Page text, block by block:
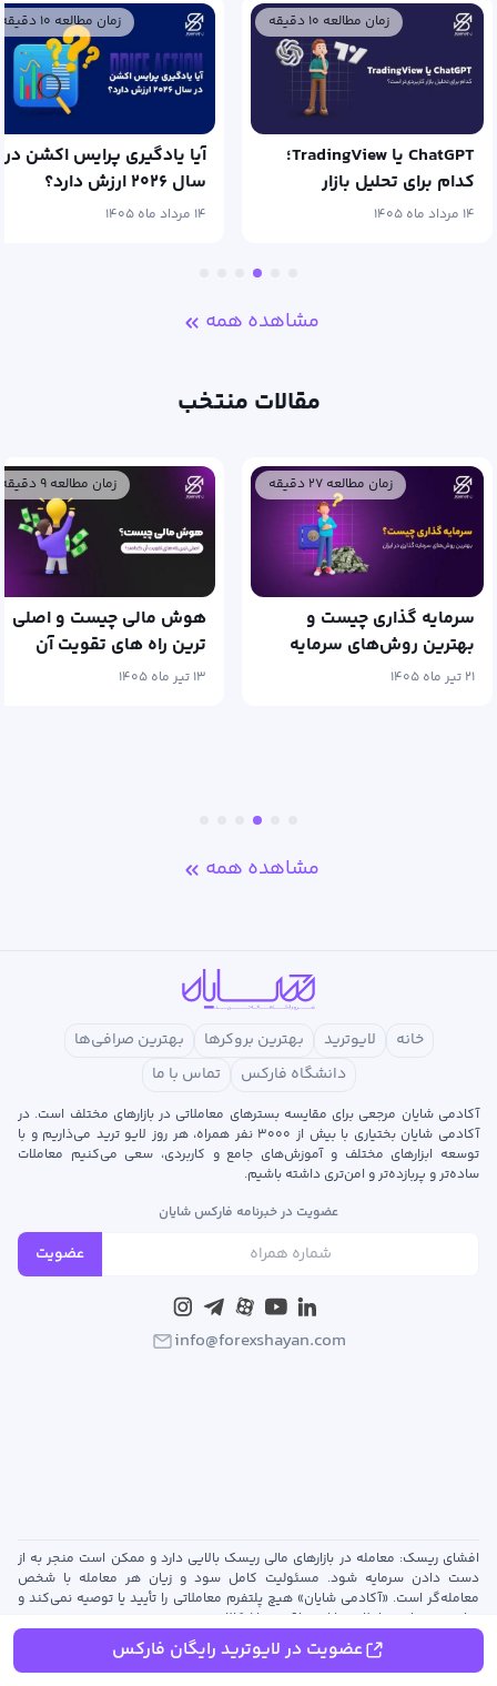
زمان مطالعه ۱۰ دقیقه
ChatGPT یا TradingView؛
کدام برای تحلیل بازار
کاربردی‌تر است؟
۱۴ مرداد ماه ۱۴۰۵
زمان مطالعه ۱۰ دقیقه
آیا یادگیری پرایس اکشن در
سال ۲۰۲۶ ارزش دارد؟
۱۴ مرداد ماه ۱۴۰۵
مشاهده همه
مقالات منتخب
زمان مطالعه ۲۷ دقیقه
سرمایه گذاری چیست و
بهترین روش‌های سرمایه
گذاری در ایران
۲۱ تیر ماه ۱۴۰۵
زمان مطالعه ۹ دقیقه
هوش مالی چیست و اصلی
ترین راه های تقویت آن
کدامند؟
۱۳ تیر ماه ۱۴۰۵
مشاهده همه
خانه لایوترید بهترین بروکرها
بهترین صرافی‌ها
دانشگاه فارکس
تماس با ما
آکادمی شایان مرجعی برای مقایسه بسترهای معاملاتی در بازارهای مختلف است. در
آکادمی شایان بختیاری با بیش از ۳۰۰۰ نفر همراه، هر روز لایو ترید می‌ذاریم و با
توسعه‌ ابزارهای مختلف و آموزش‌های جامع و کاربردی، سعی می‌کنیم معاملات
ساده‌تر و پربازده‌تر و امن‌تری داشته باشیم.
عضویت در خبرنامه فارکس شایان
عضویت
info@forexshayan.com
افشای ریسک: معامله در بازارهای مالی ریسک بالایی دارد و ممکن است منجر به از
دست دادن سرمایه شود. مسئولیت کامل سود و زیان هر معامله با شخص
معامله‌گر است. «آکادمی شایان» هیچ پلتفرم معاملاتی را تأیید یا توصیه نمی‌کند و
تمام بسترهای معاملاتی دارای نواقص و اشکالاتی هستند.
سلب مسئولیت: مطالب و تحلیل‌های ارائه‌شده در وب‌سایت «آکادمی شایان» صرفاً
جنبه آموزشی و اطلاع‌رسانی دارند و توصیه سرمایه‌گذاری نیستند. مسئولیت هرگونه
سود یا زیان ناشی از معاملات بر عهده شخص معامله‌گر است.
عضویت در لایوترید رایگان فارکس